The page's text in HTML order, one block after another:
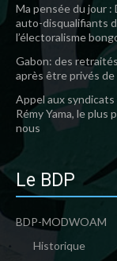
Ma pensée du jour :
auto-disqualifiants
l’électoralisme
Gabon: des
après être privés
Appel aux syndicats
Rémy Yama, le plus
nous
Le BDP
BDP-MODWOAM
Historique